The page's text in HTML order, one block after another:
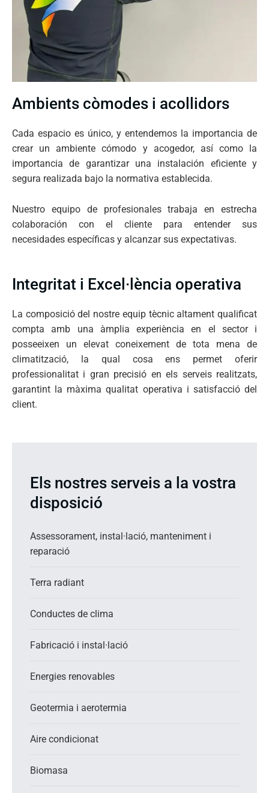
Ambients còmodes i acollidors
Cada espacio es único, y entendemos la importancia de
crear un ambiente cómodo y acogedor, así como la
importancia de garantizar una instalación eficiente y
segura realizada bajo la normativa establecida.
Nuestro equipo de profesionales trabaja en estrecha
colaboración con el cliente para entender sus
necesidades específicas y alcanzar sus expectativas.
Integritat i Excel·lència operativa
La composició del nostre equip tècnic altament qualificat
compta amb una àmplia experiència en el sector i
posseeixen un elevat coneixement de tota mena de
climatització, la qual cosa ens permet oferir
professionalitat i gran precisió en els serveis realitzats,
garantint la màxima qualitat operativa i satisfacció del
client.
Els nostres serveis a la vostra
disposició
Assessorament, instal·lació, manteniment i
reparació
Terra radiant
Conductes de clima
Fabricació i instal·lació
Energies renovables
Geotermia i aerotermia
Aire condicionat
Biomasa